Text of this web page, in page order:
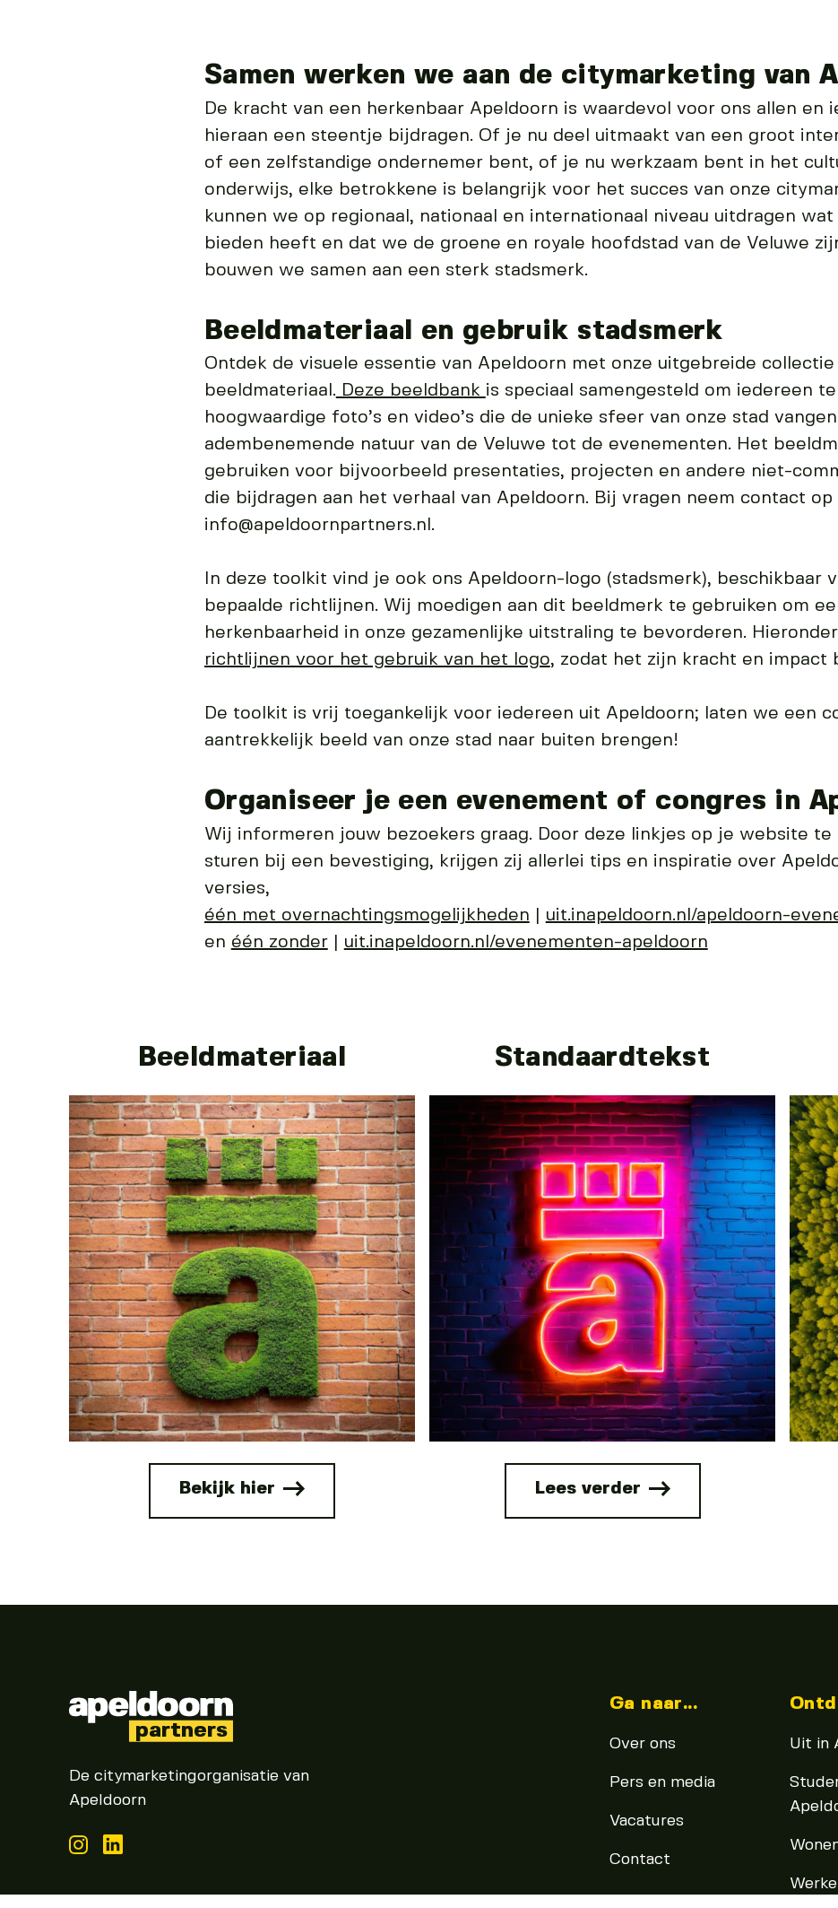
Samen werken we aan de citymarketing van
De kracht van een herkenbaar Apeldoorn is waardevol voor ons allen en
hieraan een steentje bijdragen. Of je nu deel uitmaakt van een groot
of een zelfstandige ondernemer bent, of je nu werkzaam bent in het
onderwijs, elke betrokkene is belangrijk voor het succes van onze
kunnen we op regionaal, nationaal en internationaal niveau uitdragen
bieden heeft en dat we de groene en royale hoofdstad van de Veluwe
bouwen we samen aan een sterk stadsmerk.
Beeldmateriaal en gebruik stadsmerk
Ontdek de visuele essentie van Apeldoorn met onze uitgebreide collectie
beeldmateriaal. Deze beeldbank is speciaal samengesteld om iedereen
hoogwaardige foto’s en video’s die de unieke sfeer van onze stad
adembenemende natuur van de Veluwe tot de evenementen. Het
gebruiken voor bijvoorbeeld presentaties, projecten en andere niet-
die bijdragen aan het verhaal van Apeldoorn. Bij vragen neem contact op
info@apeldoornpartners.nl.
In deze toolkit vind je ook ons Apeldoorn-logo (stadsmerk), beschikbaar
bepaalde richtlijnen. Wij moedigen aan dit beeldmerk te gebruiken om
herkenbaarheid in onze gezamenlijke uitstraling te bevorderen.
richtlijnen voor het gebruik van het logo, zodat het zijn kracht en impact
De toolkit is vrij toegankelijk voor iedereen uit Apeldoorn; laten we een
aantrekkelijk beeld van onze stad naar buiten brengen!
Organiseer je een evenement of congres in
Wij informeren jouw bezoekers graag. Door deze linkjes op je website
sturen bij een bevestiging, krijgen zij allerlei tips en inspiratie over
versies,
één met overnachtingsmogelijkheden
uit.inapeldoorn.nl/apeldoorn-
en één zonder| uit.inapeldoorn.nl/evenementen-apeldoorn
Beeldmateriaal
Bekijk hier
Standaardtekst
Lees verder
partners
De citymarketingorganisatie van
Apeldoorn
Ga naar...
Over ons
Pers en media
Vacatures
Contact
Uit in